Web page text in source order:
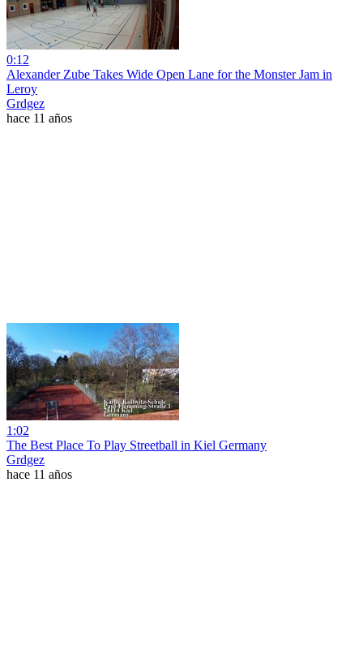
0:12
Alexander Zube Takes Wide Open Lane for the Monster Jam in
Leroy
Grdgez
hace 11 años
1:02
The Best Place To Play Streetball in Kiel Germany
Grdgez
hace 11 años